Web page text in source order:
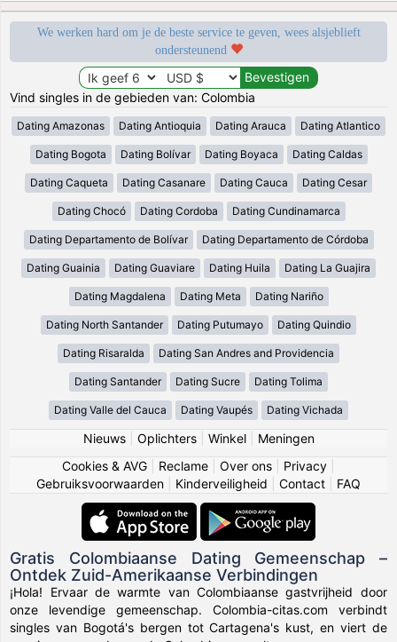
We werken hard om je de beste service te geven, wees alsjeblieft
ondersteunend
Vind singles in de gebieden van: Colombia
Dating Amazonas Dating Antioquia Dating Arauca Dating Atlantico
Dating Bogota Dating Bolívar Dating Boyaca Dating Caldas
Dating Caqueta Dating Casanare Dating Cauca Dating Cesar
Dating Chocó Dating Cordoba Dating Cundinamarca
Dating Departamento de Bolívar Dating Departamento de Córdoba
Dating Guainia Dating Guaviare Dating Huila Dating La Guajira
Dating Magdalena Dating Meta Dating Nariño
Dating North Santander Dating Putumayo Dating Quindio
Dating Risaralda Dating San Andres and Providencia
Dating Santander Dating Sucre Dating Tolima
Dating Valle del Cauca Dating Vaupés Dating Vichada
Nieuws| Oplichters| Winkel| Meningen
Cookies & AVG
Reclame Over ons Privacy
Gebruiksvoorwaarden
Kinderveiligheid Contact FAQ
Gratis Colombiaanse Dating Gemeenschap –
Ontdek Zuid-Amerikaanse Verbindingen
¡Hola! Ervaar de warmte van Colombiaanse gastvrijheid door
onze levendige gemeenschap. Colombia-citas.com verbindt
singles van Bogotá's bergen tot Cartagena's kust, en viert de